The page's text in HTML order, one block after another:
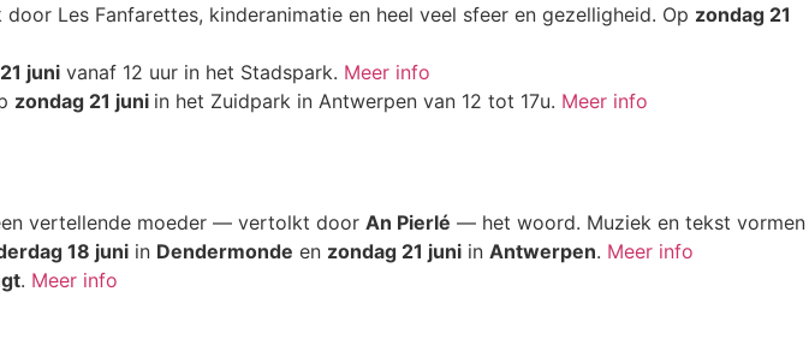
Les Fanfarettes, kinderanimatie en heel veel sfeer en gezelligheid. Op zondag 21
juni vanaf 12 uur in het Stadspark. Meer info
zondag 21 juni in het Zuidpark in Antwerpen van 12 tot 17u. Meer info
vertellende moeder — vertolkt door An Pierlé — het woord. Muziek en tekst vormen
18 juni in Dendermonde en zondag 21 juni in Antwerpen. Meer info
. Meer info